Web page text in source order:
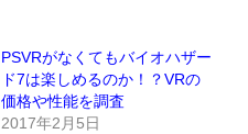
PSVRがなくてもバイオハザー
ド7は楽しめるのか！？VRの
価格や性能を調査
2017年2月5日